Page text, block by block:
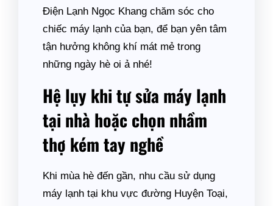
Điện Lạnh Ngọc Khang chăm sóc cho
chiếc máy lạnh của bạn, để bạn yên tâm
tận hưởng không khí mát mẻ trong
những ngày hè oi ả nhé!
Hệ lụy khi tự sửa máy lạnh
tại nhà hoặc chọn nhầm
thợ kém tay nghề
Khi mùa hè đến gần, nhu cầu sử dụng
máy lạnh tại khu vực đường Huyện Toại,